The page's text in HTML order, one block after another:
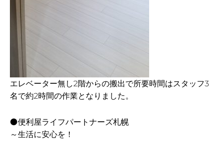
エレベーター無し2階からの搬出で所要時間はスタッフ3
名で約2時間の作業となりました。
⚫便利屋ライフパートナーズ札幌
～生活に安心を！